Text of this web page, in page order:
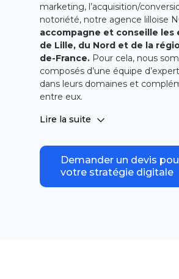
marketing, l’acquisition/
notoriété, notre agence lilloise
accompagne et conseille les
de Lille, du Nord et de la
de-France. Pour cela, nous
composés d’une équipe
dans leurs domaines et
entre eux.
atteindre tous vos objectifs, ces
cas. Que vous soyez une PME
entreprise de la région Hauts-de-
talents vous aident à optimiser
en ligne et à favoriser votre
Lire la suite
Demander un devis
votre stratégie digitale